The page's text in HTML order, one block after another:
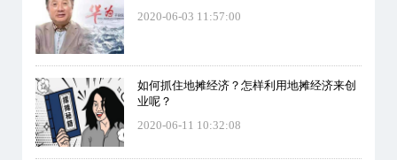
2020-06-03 11:57:00
如何抓住地摊经济？怎样利用地摊经济来创
业呢？
2020-06-11 10:32:08